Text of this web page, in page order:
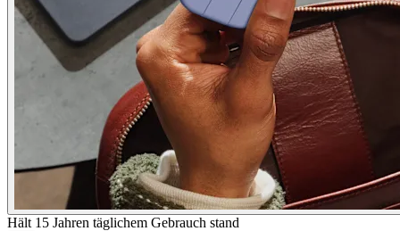
Hält 15 Jahren täglichem Gebrauch stand